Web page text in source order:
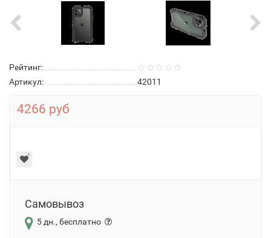
Рейтинг:
Артикул:
42011
4266 руб
Самовывоз
5 дн., бесплатно